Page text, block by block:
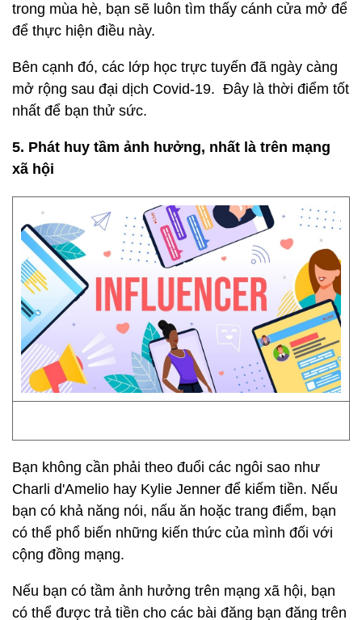
trong mùa hè, bạn sẽ luôn tìm thấy cánh cửa mở để
để thực hiện điều này.
Bên cạnh đó, các lớp học trực tuyến đã ngày càng
mở rộng sau đại dịch Covid-19. Đây là thời điểm tốt
nhất để bạn thử sức.
5. Phát huy tầm ảnh hưởng, nhất là trên mạng
xã hội
Bạn không cần phải theo đuổi các ngôi sao như
Charli d'Amelio hay Kylie Jenner để kiếm tiền. Nếu
bạn có khả năng nói, nấu ăn hoặc trang điểm, bạn
có thể phổ biến những kiến thức của mình đối với
cộng đồng mạng.
Nếu bạn có tầm ảnh hưởng trên mạng xã hội, bạn
có thể được trả tiền cho các bài đăng bạn đăng trên